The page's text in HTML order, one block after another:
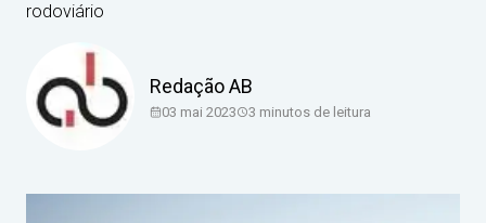
rodoviário
Redação AB
03 mai 2023 3 minutos de leitura